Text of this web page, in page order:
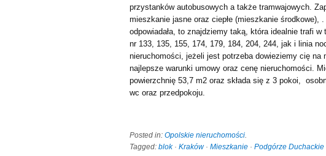
przystanków autobusowych a także tramwajowych.
mieszkanie jasne oraz ciepłe (mieszkanie środkowe),
odpowiadała, to znajdziemy taką, która idealnie trafi
nr 133, 135, 155, 174, 179, 184, 204, 244, jak i linia
nieruchomości, jeżeli jest potrzeba dowieziemy cię na
najlepsze warunki umowy oraz cenę nieruchomości.
powierzchnię 53,7 m2 oraz składa się z 3 pokoi,
wc oraz przedpokoju.
Posted in: Opolskie nieruchomości.
Tagged: blok· Kraków· Mieszkanie · Podgórze Duchackie